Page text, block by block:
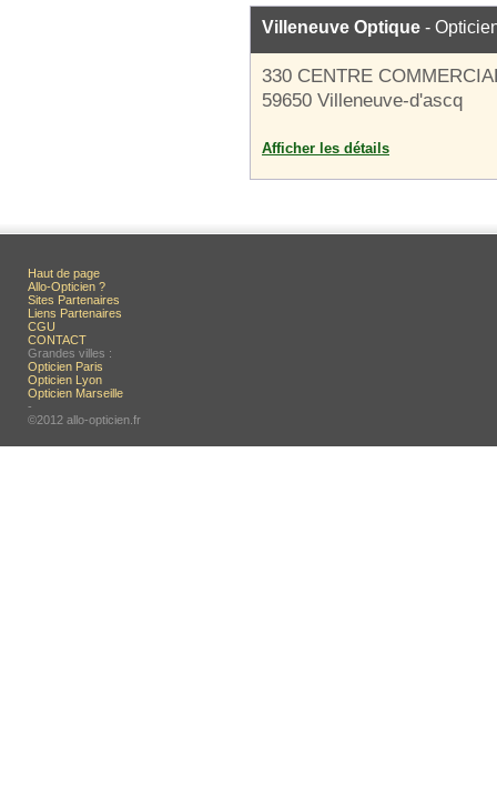
Villeneuve Optique -
330 CENTRE
59650 Villeneuve-d'ascq
Afficher les détails
Haut de page
Allo-Opticien ?
Sites Partenaires
Liens Partenaires
CGU
CONTACT
Grandes villes :
Opticien Paris
Opticien Lyon
Opticien Marseille
-
©2012 allo-opticien.fr